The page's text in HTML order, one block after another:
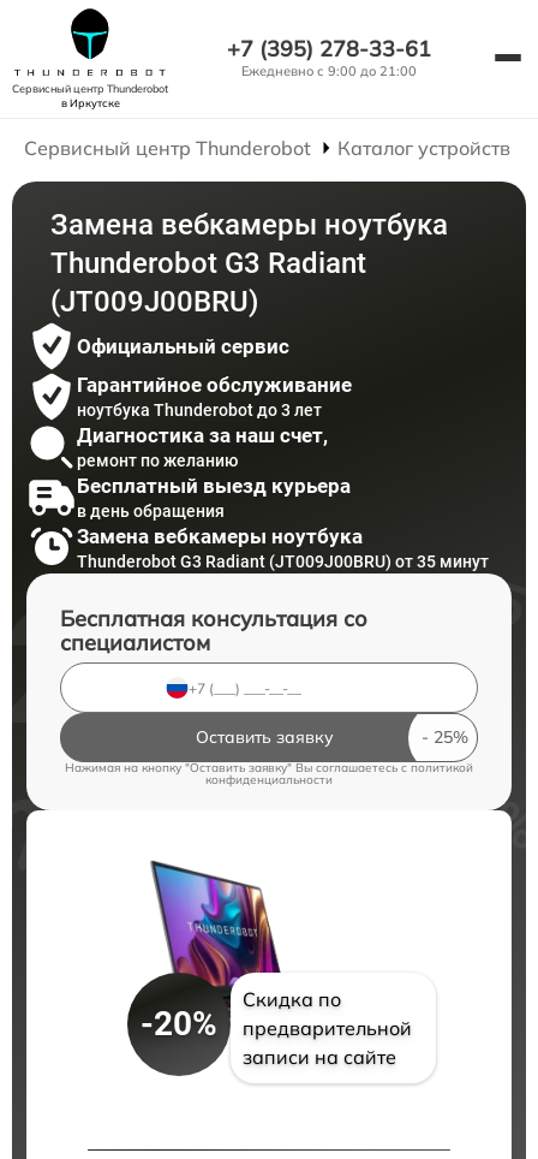
Сервисный центр Thunderobot
в Иркутске
+7 (395) 278-33-61
Ежедневно с 9:00 до 21:00
Сервисный центр Thunderobot Каталог устройств
Замена вебкамеры ноутбука
Thunderobot G3 Radiant
(JT009J00BRU)
Официальный сервис
Гарантийное обслуживание
ноутбука Thunderobot до 3 лет
Диагностика за наш счет,
ремонт по желанию
Бесплатный выезд курьера
в день обращения
Замена вебкамеры ноутбука
Thunderobot G3 Radiant (JT009J00BRU) от 35 минут
Бесплатная консультация со
специалистом
Оставить заявку
Нажимая на кнопку "Оставить заявку" Вы соглашаетесь cполитикой
конфиденциальности
-20%
Скидка по
предварительной
записи на сайте